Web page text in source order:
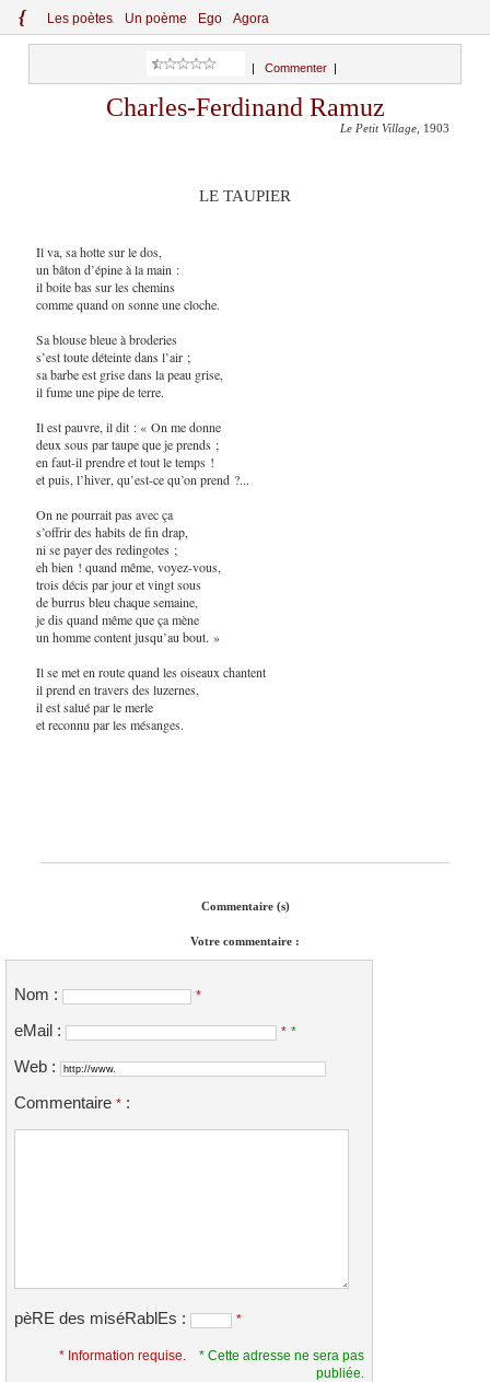
{ Les poètes Un poème Ego Agora
Commenter
Charles-Ferdinand Ramuz
Le Petit Village , 1903
LE TAUPIER
Il va, sa hotte sur le dos,
un bâton d’épine à la main :
il boite bas sur les chemins
comme quand on sonne une cloche.
Sa blouse bleue à broderies
s’est toute déteinte dans l’air ;
sa barbe est grise dans la peau grise,
il fume une pipe de terre.
Il est pauvre, il dit : « On me donne
deux sous par taupe que je prends ;
en faut-il prendre et tout le temps !
et puis, l’hiver, qu’est-ce qu’on prend ?...
On ne pourrait pas avec ça
s’offrir des habits de fin drap,
ni se payer des redingotes ;
eh bien ! quand même, voyez-vous,
trois décis par jour et vingt sous
de burrus bleu chaque semaine,
je dis quand même que ça mène
un homme content jusqu’au bout. »
Il se met en route quand les oiseaux chantent
il prend en travers des luzernes,
il est salué par le merle
et reconnu par les mésanges.
Commentaire (s)
Votre commentaire :
Nom : *
eMail : * *
Web :
Commentaire * :
pèRE des miséRablEs : *
* Information requise.
* Cette adresse ne sera pas
publiée.